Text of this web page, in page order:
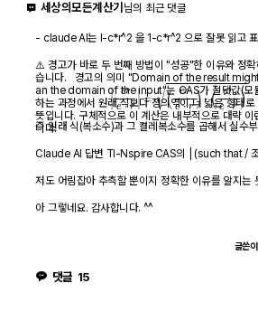
세상의모든계산기 님의 최근 댓글
- claude AI는 l-c*r^2 을 1-c*r^2 으로 잘못 읽고 표시하고 있습니
해 보아도 결과는 바뀌지 않습니다.
⚠️ 경고가 바로 두 번째 방법이 "성공"한 이유와 정확
습니다. 경고의 의미 "Domain of the result might be larger th
an the domain of the input"는 CAS가 절댓값(모
하는 과정에서 원래 식보다 정의역이 더 넓은 형태로
뜻입니다. 구체적으로 이 계산은 내부적으로 대략 이런 과정을 거칩
니다.
|ere⋅r|=(ere⋅r)⋅(ere⋅r)―
즉 원래 식(복소수)과 그 켤레복소수를 곱해서 실수
√(x²) → x 또는 √a·√b → √(ab) 같은 규칙들이 쓰
이 조건들을 일일이 다 추적하지 않고 넘어가면서,
·ω·i ≠ 0 등) 복소수 특유의 좁은 정의역을 가진 식
실수여도(부호 무관하게) 정의되는 1/√(r²+l²·ω²)라
역의 식으로 바꿔버린 것입니다. CAS는 이 손실을 감
가지고 있던 정의역 제약 정보(부호 조건, i 관련 조
끄럽게 만드는 원인입니다. 첫 번째 시도에서는 i가 살아있는 원래 식
Claude AI 답변 TI-Nspire CAS의 | (such that / 조건대입) 연산자
다. 대입 후에 처음부터 다시 "실수부/허수부 분리, 유
의 핵심입니다. 첫 번째 경우 (|er/(e·r)| | con_1 and con → 실패) 이
시점의 식은 아직 r + l·ω·i 형태의 복소수 그대로입니
되어 있지 않습니다. 그래서 CAS는 i와 이 무리식을
저도 어림잡아 추측할 뿐이지 정확한 이유를 알지는 못
nnet 5) AI에 넣어 보니 claude AI 가 제일 합리적인 답변을 주어서
아 그렇네요. 감사합니다. ^^
글쓴이
댓글 15